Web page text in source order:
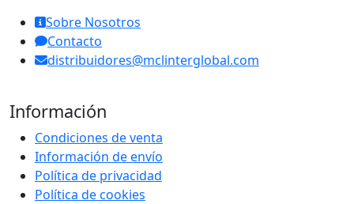
Sobre Nosotros
Contacto
distribuidores@mclinterglobal.com
Información
Condiciones de venta
Información de envío
Política de privacidad
Política de cookies